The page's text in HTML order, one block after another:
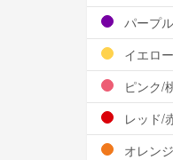
パープ
イエロ
ピンク/
レッド/
オレン